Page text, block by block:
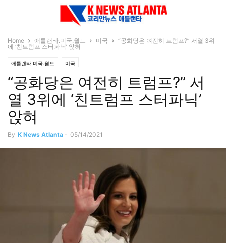
Home 애틀랜타.미국.월드 미국
“공화당은 여전히 트럼프?” 서열 3위
에 ‘친트럼프 스터파닉’ 앉혀
애틀랜타.미국.월드 미국
“공화당은 여전히 트럼프?” 서
열 3위에 ‘친트럼프 스터파닉’
앉혀
By K News Atlanta - 05/14/2021